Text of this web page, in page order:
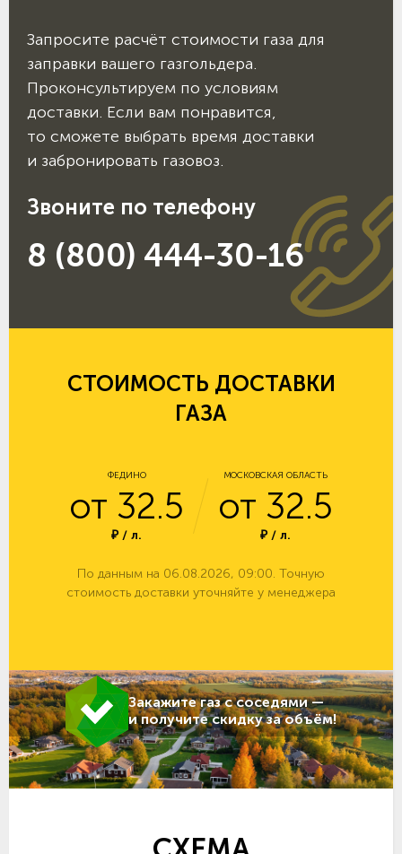
Запросите расчёт стоимости газа для
заправки вашего газгольдера.
Проконсультируем по условиям
доставки. Если вам понравится,
то сможете выбрать время доставки
и забронировать газовоз.
Звоните по телефону
8 (800) 444-30-16
СТОИМОСТЬ ДОСТАВКИ
ГАЗА
ФЕДИНО
от 32.5
₽ / л.
МОСКОВСКАЯ ОБЛАСТЬ
от 32.5
₽ / л.
По данным на 06.08.2026, 09:00. Точную
стоимость доставки уточняйте у менеджера
Закажите газ с соседями —
и получите скидку за объём!